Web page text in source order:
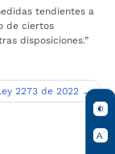
tendientes a
de ciertos
disposiciones.”
2273 de 2022